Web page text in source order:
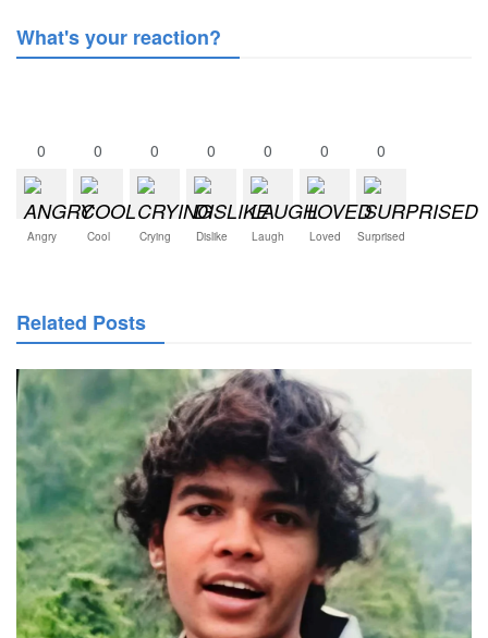
What's your reaction?
0
Angry
0
Cool
0
Crying
0
Dislike
0
Laugh
0
Loved
0
Surprised
Related Posts